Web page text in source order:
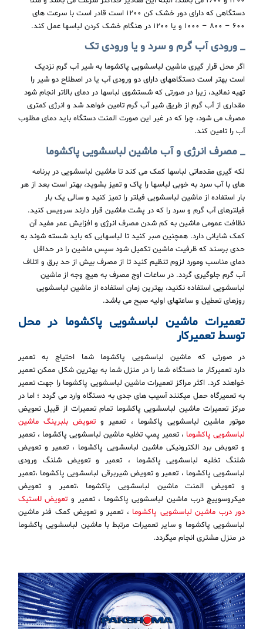
دستگاهی که دارای دور خشک کن ۱۲۰۰ است قادر است با سرعت های
۶۰۰ – ۸۰۰ – ۱۰۰۰ و یا ۱۲۰۰ در هنگام خشک کردن لباسها عمل کند.
_ ورودی آب گرم و سرد و یا ورودی تک
اگر محل قرار گیری ماشین لباسشویی پاکشوما به شیر آب گرم نزدیک
است بهتر است دستگاههای دارای دو ورودی آب یا در اصطلاح دو شیر را
تهیه نمائید، زیرا در صورتی که شستشوی لباسها در دمای بالاتر انجام شود
مقداری از آب گرم از طریق شیر آب گرم تامین خواهد شد و انرژی کمتری
مصرف می شود، چرا که در غیر این صورت المنت دستگاه باید دمای مطلوب
آب را تامین کند.
_ مصرف انرژی و آب ماشین لباسشویی پاکشوما
لکه گیری مقدماتی لباسها کمک می کند تا ماشین لباسشویی در برنامه
های با آب سرد به خوبی لباسها را پاک و تمیز بشوید، بهتر است بعد از هر
بار استفاده از ماشین لباسشویی فیلتر را تمیز کنید و سالی یک بار
فیلترهای آب گرم و سرد را که در پشت ماشین قرار دارند سرویس کنید.
نظافت عمومی ماشین به کم شدن مصرف انرژی و افزایش عمر مفید آن
کمک شایانی دارد. همچنین صبر کنید تا لباسهایی که باید شسته شوند به
حدی برسند که ظرفیت ماشین تکمیل شود سپس ماشین را در حداقل
دمای مناسب ومورد لزوم تنظیم کنید تا از مصرف بیش از حد برق و اتلاف
آب گرم جلوگیری گردد. در ساعات اوج مصرف به هیچ وجه از ماشین
لباسشویی استفاده نکنید، بهترین زمان استفاده از ماشین لباسشویی
روزهای تعطیل و ساعتهای اولیه صبح می باشد.
تعمیرات ماشین لباسشویی پاکشوما در محل
توسط تعمیرکار
در صورتی که ماشین لباسشویی پاکشوما شما احتیاج به تعمیر
دارد تعمیرکار ما دستگاه شما را در منزل شما به بهترین شکل ممکن تعمیر
خواهند کرد. اکثر مراکز تعمیرات ماشین لباسشویی پاکشوما را جهت تعمیر
به تعمیرگاه حمل میکنند آسیب های جدی به دستگاه وارد می گردد ؛ اما در
مرکز تعمیرات ماشین لباسشویی پاکشوما تمام تعمیرات از قبیل تعویض
موتور ماشین لباسشویی پاکشوما ، تعمیر و تعویض بلبرینگ ماشین
لباسشویی پاکشوما ، تعمیر پمپ تخلیه ماشین لباسشویی پاکشوما ، تعمیر
و تعویض برد الکترونیکی ماشین لباسشویی پاکشوما ، تعمیر و تعویض
شلنگ تخلیه لباسشویی پاکشوما ، تعمیر و تعویض شلنگ ورودی
لباسشویی پاکشوما ، تعمیر و تعویض شیربرقی لباسشویی پاکشوما ،تعمیر
و تعویض المنت ماشین لباسشویی پاکشوما ،تعمیر و تعویض
میکروسوییچ درب ماشین لباسشویی پاکشوما ، تعمیر و تعویض لاستیک
دور درب ماشین لباسشویی پاکشوما ، تعمیر و تعویض کمک فنر ماشین
لباسشویی پاکشوما و سایر تعمیرات مرتبط با ماشین لباسشویی پاکشوما
در منزل مشتری انجام میگردد.